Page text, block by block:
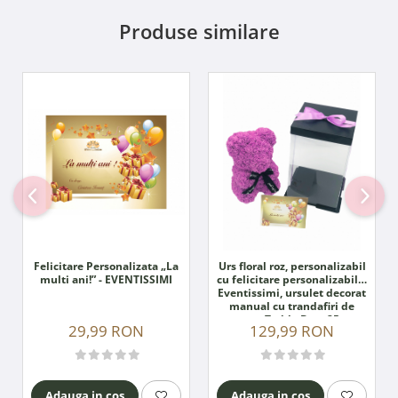
Produse similare
Felicitare Personalizata „La
multi ani!” - EVENTISSIMI
29,99 RON
Urs floral roz, personalizabil
cu felicitare personalizabila,
Eventissimi, ursulet decorat
manual cu trandafiri de
spuma, Teddy Bear 25 cm,
cutie decorativa inclusa
129,99 RON